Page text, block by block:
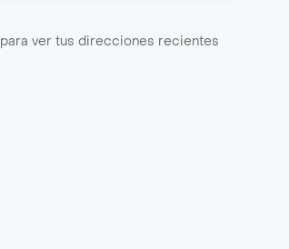
para ver tus direcciones recientes